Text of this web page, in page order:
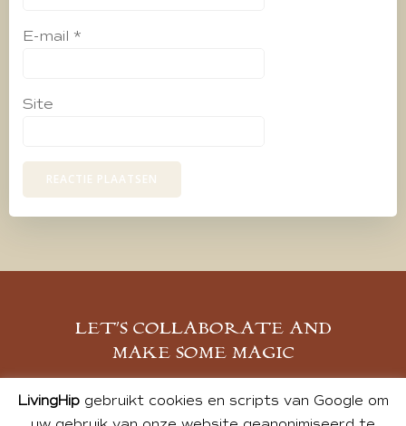
E-mail *
Site
LET’S COLLABORATE AND
MAKE SOME MAGIC
MELD JE AAN
LivingHipgebruikt cookies en scripts van Google om